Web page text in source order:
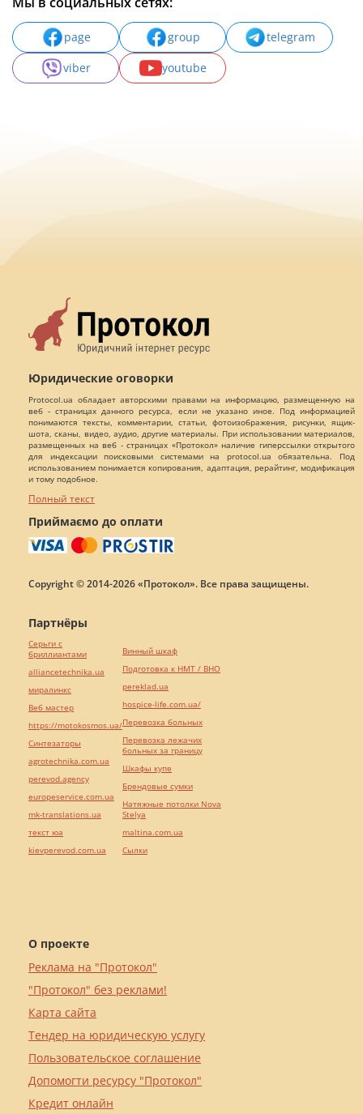
page group
telegram
viber
youtube
Юридические оговорки
Protocol.ua обладает авторскими правами на информацию, размещенную на
веб - страницах данного ресурса, если не указано иное. Под информацией
понимаются тексты, комментарии, статьи, фотоизображения, рисунки, ящик-
шота, сканы, видео, аудио, другие материалы. При использовании материалов,
размещенных на веб - страницах «Протокол» наличие гиперссылки открытого
для индексации поисковыми системами на protocol.ua обязательна. Под
использованием понимается копирования, адаптация, рерайтинг, модификация
и тому подобное.
Полный текст
Приймаємо до оплати
Copyright © 2014-2026 «Протокол». Все права защищены.
О проекте
Реклама на "Протокол"
"Протокол" без реклами!
Карта сайта
Тендер на юридическую услугу
Пользовательское соглашение
Допомогти ресурсу "Протокол"
Кредит онлайн
Партнёры
Серьги с
бриллиантами
alliancetechnika.ua
миралинкс
Веб мастер
https://motokosmos.ua/
Синтезаторы
agrotechnika.com.ua
perevod.agency
europeservice.com.ua
mk-translations.ua
текст юа
kievperevod.com.ua
Винный шкаф
Подготовка к НМТ / ВНО
pereklad.ua
hospice-life.com.ua/
Перевозка больных
Перевозка лежачих
больных за границу
Шкафы купе
Брендовые сумки
Натяжные потолки Nova
Stelya
maltina.com.ua
Cылки